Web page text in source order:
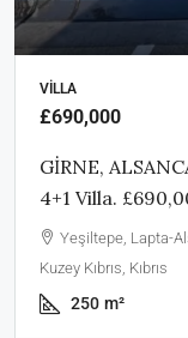
VILLA
£690,000
GİRNE,
4+1 Villa.
Yeşiltepe, Lapta-
Kuzey Kıbrıs, Kıbrıs
250 m²